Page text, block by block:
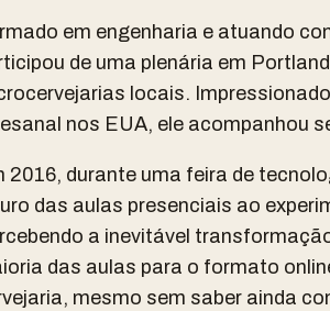
em engenharia e atuando
de uma plenária em
locais.
nos EUA, ele acompanhou
2016, durante uma feira de
das aulas presenciais ao
a inevitável
das aulas para o formato
mesmo sem saber ainda